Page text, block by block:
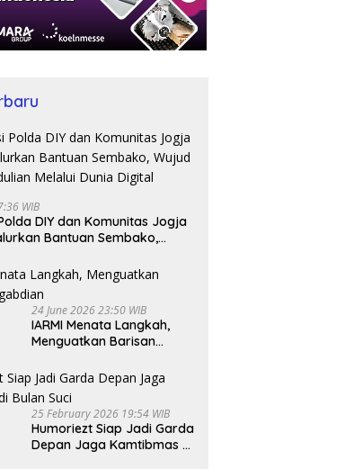
WIB
DIY dan Komunitas Jogja
Bantuan Sembako,
24 June 2026 23:50 WIB
IARMI Menata Langkah,
Menguatkan Barisan
25 February 2026 19:54 WIB
Humoriezt Siap Jadi Garda
Depan Jaga Kamtibmas di